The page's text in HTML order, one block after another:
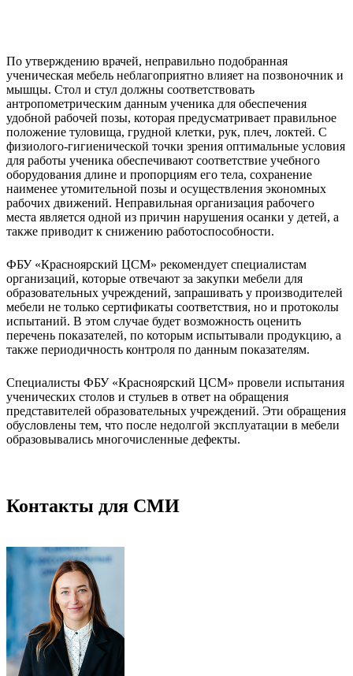
По утверждению врачей, неправильно подобранная
ученическая мебель неблагоприятно влияет на позвоночник и
мышцы. Стол и стул должны соответствовать
антропометрическим данным ученика для обеспечения
удобной рабочей позы, которая предусматривает правильное
положение туловища, грудной клетки, рук, плеч, локтей. С
физиолого-гигиенической точки зрения оптимальные условия
для работы ученика обеспечивают соответствие учебного
оборудования длине и пропорциям его тела, сохранение
наименее утомительной позы и осуществления экономных
рабочих движений. Неправильная организация рабочего
места является одной из причин нарушения осанки у детей, а
также приводит к снижению работоспособности.
ФБУ «Красноярский ЦСМ» рекомендует специалистам
организаций, которые отвечают за закупки мебели для
образовательных учреждений, запрашивать у производителей
мебели не только сертификаты соответствия, но и протоколы
испытаний. В этом случае будет возможность оценить
перечень показателей, по которым испытывали продукцию, а
также периодичность контроля по данным показателям.
Специалисты ФБУ «Красноярский ЦСМ» провели испытания
ученических столов и стульев в ответ на обращения
представителей образовательных учреждений. Эти обращения
обусловлены тем, что после недолгой эксплуатации в мебели
образовывались многочисленные дефекты.
Контакты для СМИ